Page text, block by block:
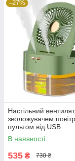
–27%
Настільний
зволожувачем
пультом від USB
В наявності
535 ₴ 730 ₴